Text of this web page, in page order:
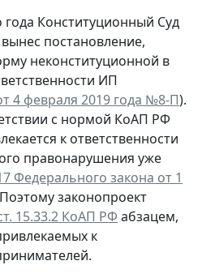
Конституционный Суд
постановление,
неконституционной в
ИП
4 февраля 2019 года №8-П).
с нормой КоАП РФ
к ответственности
правонарушения уже
Федерального закона от 1
законопроект
15.33.2 КоАП РФ абзацем,
к